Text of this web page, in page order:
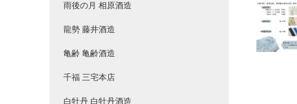
雨後の月 相原酒造
龍勢 藤井酒造
亀齢 亀齢酒造
千福 三宅本店
白牡丹 白牡丹酒造